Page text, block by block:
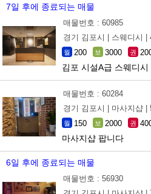
7일 후에 종료되는 매물
매물번호 : 60985
경기 김포시 |
스웨디시 |
월 200 보 3000 권
김포 시설A급 스웨디시
매물번호 : 60284
경기 김포시 |
마사지샵 |
월 150 보 2000 권
마사지샵 팝니다
6일 후에 종료되는 매물
매물번호 : 56930